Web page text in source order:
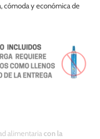
cómoda y económica de
alimentariacon la